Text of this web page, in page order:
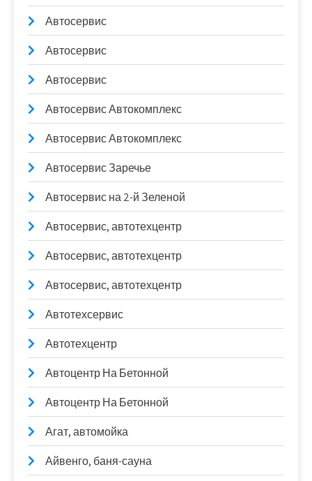
Автосервис
Автосервис
Автосервис
Автосервис Автокомплекс
Автосервис Автокомплекс
Автосервис Заречье
Автосервис на 2-й Зеленой
Автосервис, автотехцентр
Автосервис, автотехцентр
Автосервис, автотехцентр
Автотехсервис
Автотехцентр
Автоцентр На Бетонной
Автоцентр На Бетонной
Агат, автомойка
Айвенго, баня-сауна